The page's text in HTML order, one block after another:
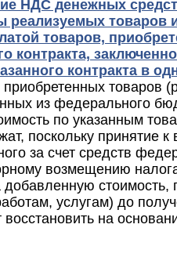
НДС денежных
реализуемых товаров
товаров,
контракта,
контракта в
товаров
из федерального
по указанным
поскольку принятие
за счет средств
возмещению
стоимость,
услугам) до
восстановить на